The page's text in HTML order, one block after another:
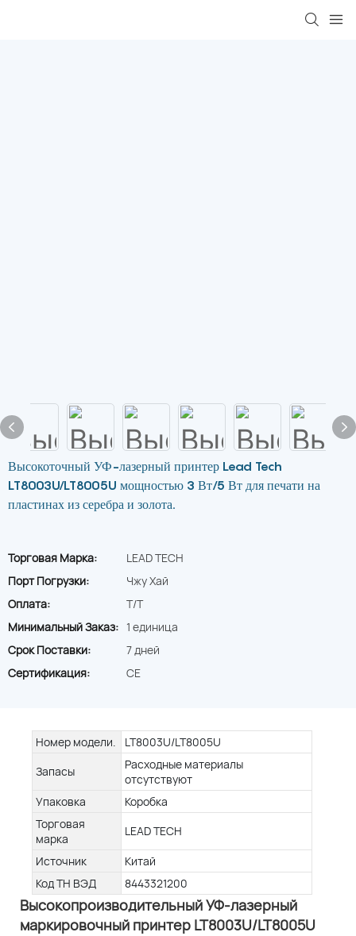
Высокоточный УФ-лазерный принтер Lead Tech
LT8003U/LT8005U мощностью 3 Вт/5 Вт для печати на
пластинах из серебра и золота.
Торговая Марка:
LEAD TECH
Порт Погрузки:
Чжу Хай
Оплата:
T/T
Минимальный Заказ: 1 единица
Срок Поставки:
7 дней
Сертификация:
CE
Номер модели.
LT8003U/LT8005U
Запасы
Расходные материалы
отсутствуют
Упаковка
Коробка
Торговая
марка
LEAD TECH
Источник
Китай
Код ТН ВЭД
8443321200
Высокопроизводительный УФ-лазерный
маркировочный принтер LT8003U/LT8005U